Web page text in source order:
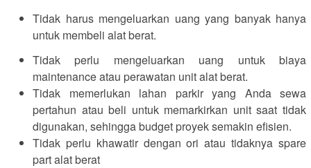
Tidak harus mengeluarkan uang yang banyak hanya
untuk membeli alat berat.
Tidak perlu mengeluarkan uang untuk biaya
maintenance atau perawatan unit alat berat.
Tidak memerlukan lahan parkir yang Anda sewa
pertahun atau beli untuk memarkirkan unit saat tidak
digunakan, sehingga budget proyek semakin efisien.
Tidak perlu khawatir dengan ori atau tidaknya spare
part alat berat